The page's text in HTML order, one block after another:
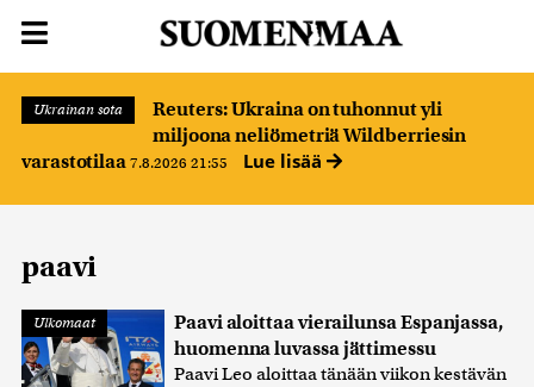
Ukrainan sota
Reuters: Ukraina on tuhonnut yli
miljoona neliömetriä Wildberriesin
varastotilaa 7.8.2026 21:55 Lue lisää
paavi
Ulkomaat
Paavi aloittaa vierailunsa Espanjassa,
huomenna luvassa jättimessu
Paavi Leo aloittaa tänään viikon kestävän